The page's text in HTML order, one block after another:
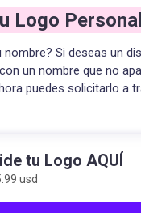
Logo
nombre? Si deseas un
un nombre que no
puedes solicitarlo a
tu Logo AQUÍ
usd